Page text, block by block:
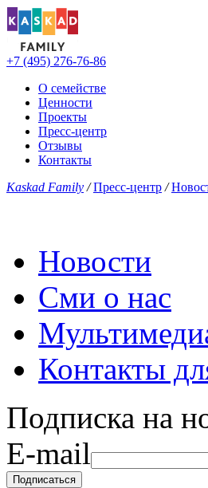
+7 (495) 276-76-86
О семействе
Ценности
Проекты
Пресс-центр
Отзывы
Контакты
Kaskad Family / Пресс-центр /
Новости
Сми о нас
Контакты
Подписка на
E-mail